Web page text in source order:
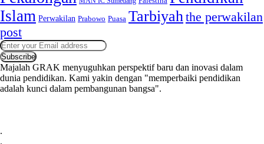
Islam Perwakilan Prabowo Puasa Tarbiyahthe perwakilan
post
Enter
your
Email
address
Majalah GRAK menyuguhkan perspektif baru dan inovasi dalam
dunia pendidikan. Kami yakin dengan "memperbaiki pendidikan
adalah kunci dalam pembangunan bangsa".
.
.